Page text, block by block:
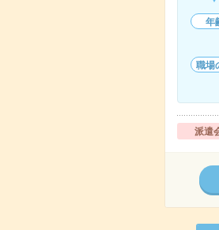
年
職場
派遣